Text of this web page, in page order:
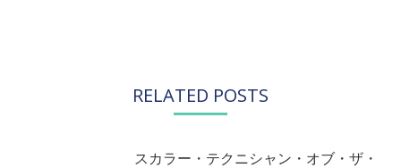
RELATED POSTS
スカラー・テクニシャン・オブ・ザ・